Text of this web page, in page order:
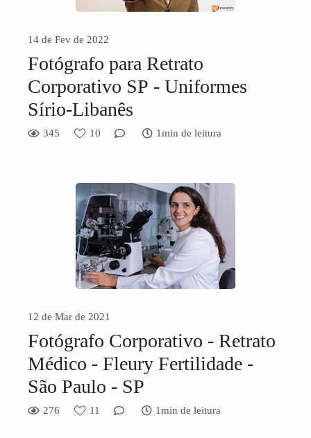
14 de Fev de 2022
Fotógrafo para Retrato
Corporativo SP - Uniformes
Sírio-Libanês
345 10 1min de leitura
12 de Mar de 2021
Fotógrafo Corporativo - Retrato
Médico - Fleury Fertilidade -
São Paulo - SP
276 11 1min de leitura